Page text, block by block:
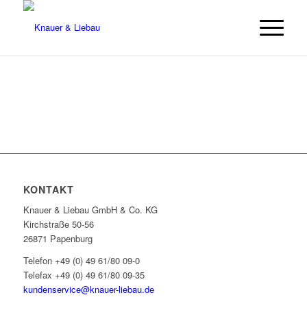
KONTAKT
Knauer & Liebau GmbH & Co. KG
Kirchstraße 50-56
26871 Papenburg
Telefon +49 (0) 49 61/80 09-0
Telefax +49 (0) 49 61/80 09-35
kundenservice@knauer-liebau.de